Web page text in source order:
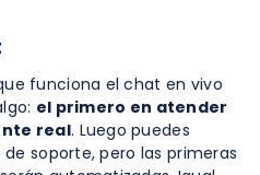
funciona el chat en vivo
el primero en atender
real. Luego puedes
soporte, pero las primeras